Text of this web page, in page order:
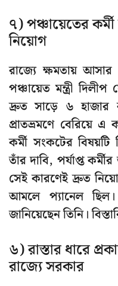
৭) পঞ্চায়েতের
নিয়োগ
রাজ্যে ক্ষমতায়
পঞ্চায়েত মন্ত্রী
দ্রুত সাড়ে ৬ হাজার
প্রাতভ্রমণে বেরিয়ে এ
কর্মী সংকটের
তাঁর দাবি, পর্যাপ্ত
সেই কারণেই দ্রুত
আমলে প্যানেল
জানিয়েছেন তিনি।
৬) রাস্তার ধারে
রাজ্যে সরকার